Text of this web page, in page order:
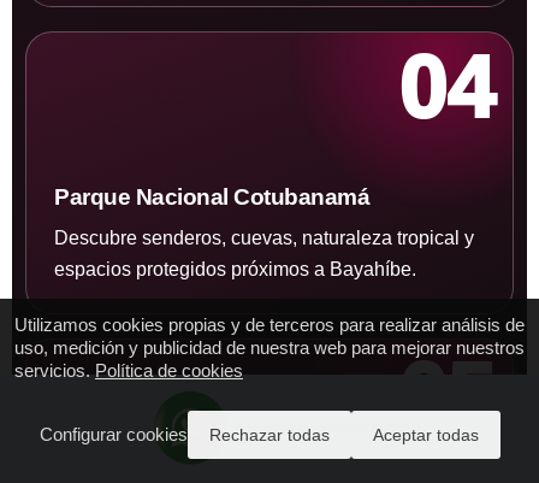
ENVIANOS WhatsApp AQUI
Utilizamos cookies propias y de terceros para realizar análisis de
uso, medición y publicidad de nuestra web para mejorar nuestros
servicios. Política de cookies
Configurar cookies Rechazar todas Aceptar todas
04
Parque Nacional Cotubanamá
Descubre senderos, cuevas, naturaleza tropical y
espacios protegidos próximos a Bayahíbe.
05